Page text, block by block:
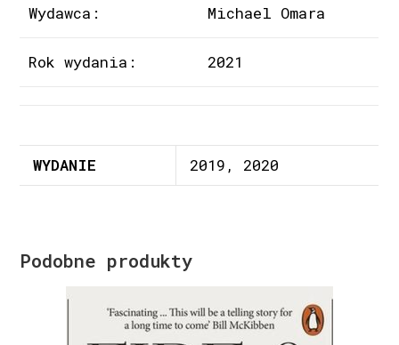
Wydawca: Michael Omara
Rok wydania: 2021
WYDANIE 2019, 2020
Podobne produkty